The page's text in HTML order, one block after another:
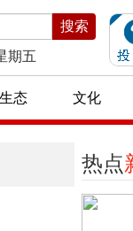
搜索
期五
生态 文化
热点